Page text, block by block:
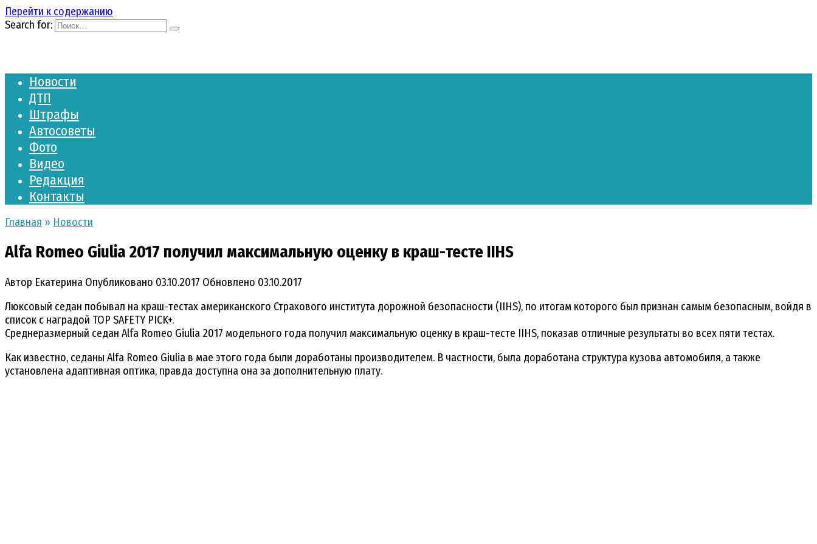
Перейти к содержанию
Search for:
Новости
ДТП
Штрафы
Автосоветы
Фото
Видео
Редакция
Контакты
Главная » Новости
Alfa Romeo Giulia 2017 получил максимальную оценку в краш-тесте IIHS
Автор Екатерина Опубликовано 03.10.2017 Обновлено 03.10.2017
Люксовый седан побывал на краш-тестах американского Страхового института дорожной безопасности (IIHS), по итогам которого был признан самым безопасным, войдя в
список с наградой TOP SAFETY PICK+.
Среднеразмерный седан Alfa Romeo Giulia 2017 модельного года получил максимальную оценку в краш-тесте IIHS, показав отличные результаты во всех пяти тестах.
Как известно, седаны Alfa Romeo Giulia в мае этого года были доработаны производителем. В частности, была доработана структура кузова автомобиля, а также
установлена адаптивная оптика, правда доступна она за дополнительную плату.